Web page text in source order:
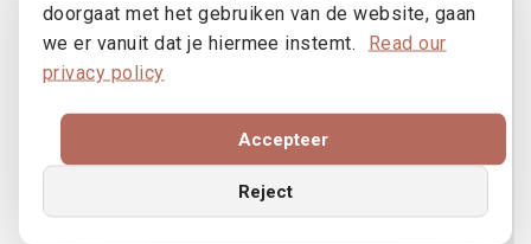
Land
Telefoon
doorgaat met het gebruiken van de website, gaan
we er vanuit dat je hiermee instemt.
Read our
privacy policy
Accepteer
Reject